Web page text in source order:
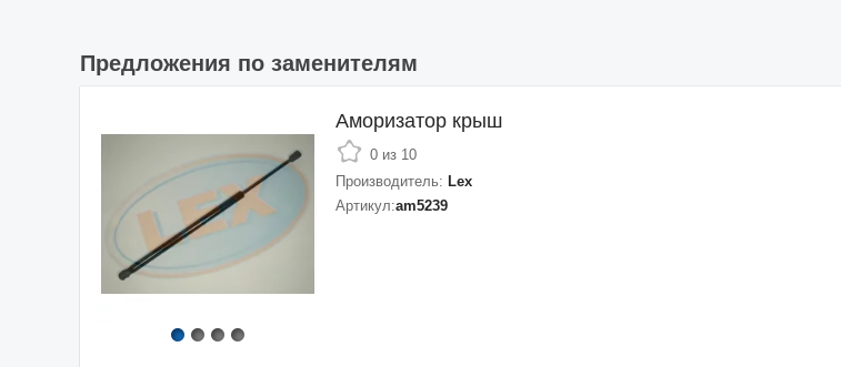
Предложения по заменителям
Аморизатор крыш
0 из 10
Производитель: Lex
Артикул:am5239